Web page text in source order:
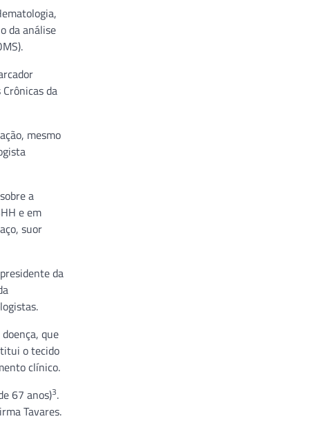
da análise
da
mesmo
a
e em
suor
da
que
o tecido
clínico.
67 anos)3.
Tavares.